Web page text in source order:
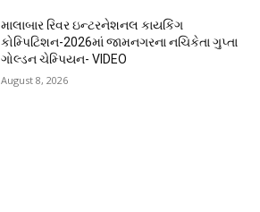
માલાબાર રિવર ઇન્ટરનેશનલ કાયકિંગ
કોમ્પિટિશન-2026માં જામનગરના નચિકેતા ગુપ્તા
ગોલ્ડન ચેમ્પિયન- VIDEO
August 8, 2026